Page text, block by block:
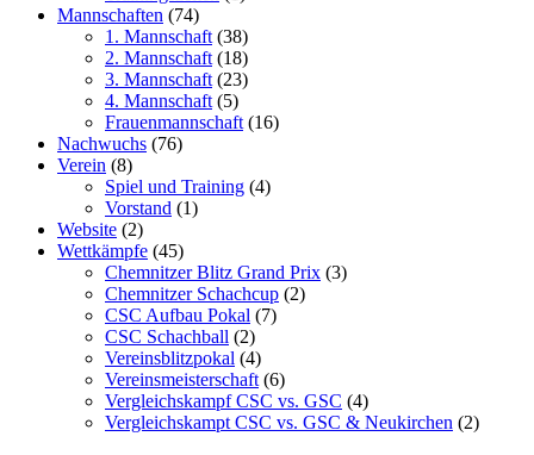
Mannschaften (74)
1. Mannschaft (38)
2. Mannschaft (18)
3. Mannschaft (23)
4. Mannschaft (5)
Frauenmannschaft (16)
Nachwuchs (76)
Verein (8)
Spiel und Training (4)
Vorstand (1)
Website (2)
Wettkämpfe (45)
Chemnitzer Blitz Grand Prix (3)
Chemnitzer Schachcup (2)
CSC Aufbau Pokal (7)
CSC Schachball (2)
Vereinsblitzpokal (4)
Vereinsmeisterschaft (6)
Vergleichskampf CSC vs. GSC (4)
Vergleichskampt CSC vs. GSC & Neukirchen (2)